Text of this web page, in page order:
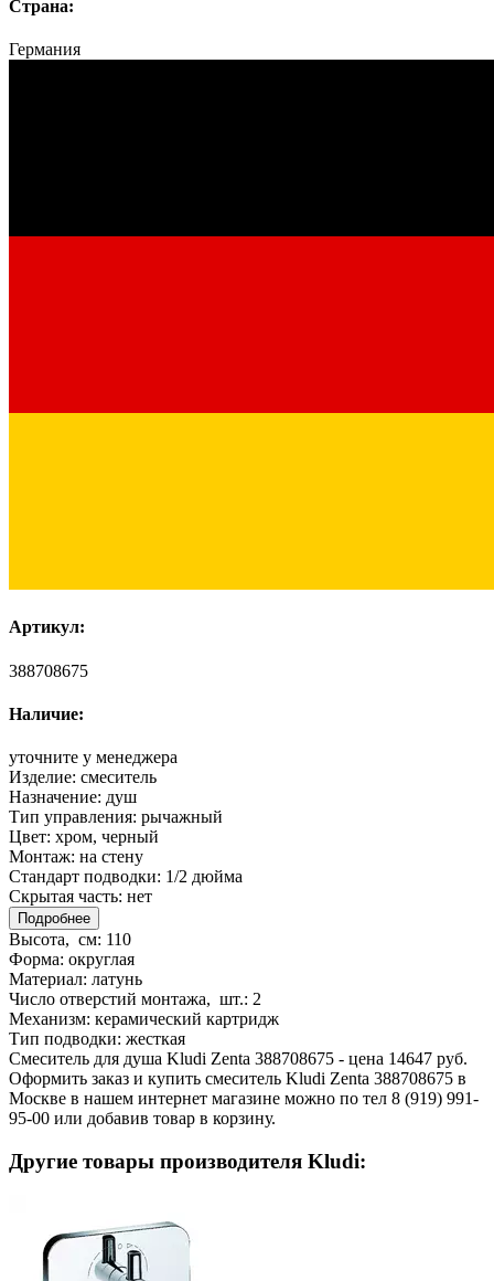
Страна:
Германия
Артикул:
388708675
Наличие:
уточните у менеджера
Изделие: смеситель
Назначение: душ
Тип управления: рычажный
Цвет: хром, черный
Монтаж: на стену
Стандарт подводки: 1/2 дюйма
Скрытая часть: нет
Подробнее
Высота, см: 110
Форма: округлая
Материал: латунь
Число отверстий монтажа, шт.: 2
Механизм: керамический картридж
Тип подводки: жесткая
Смеситель для душа Kludi Zenta 388708675 - цена 14647 руб.
Оформить заказ и купить смеситель Kludi Zenta 388708675 в
Москве в нашем интернет магазине можно по тел 8 (919) 991-
95-00 или добавив товар в корзину.
Другие товары производителя Kludi: